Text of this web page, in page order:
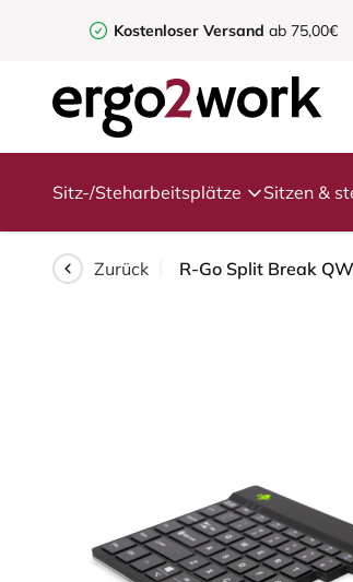
Kostenloser Versand ab 75,00€
Sitz-/Steharbeitsplätze Sitzen &
Zurück R-Go Split Break